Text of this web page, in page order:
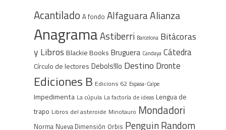
Acantilado A fondo AlfaguaraAlianza
AnagramaAstiberri Barcelona Bitácoras
y Libros Blackie Books Bruguera Candaya Cátedra
Círculo de lectores Debols!llo Destino Dronte
Ediciones B Edicions 62 Espasa-Calpe
Impedimenta La cúpula La factoría de ideas Lengua de
trapo Libros del asteroide Minotauro Mondadori
Norma Nueva Dimensión Orbis Penguin Random